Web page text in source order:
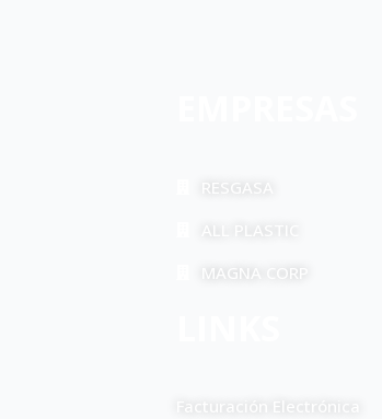
RESGASA
ALL PLASTIC
MAGNA CORP
Facturación Electrónica